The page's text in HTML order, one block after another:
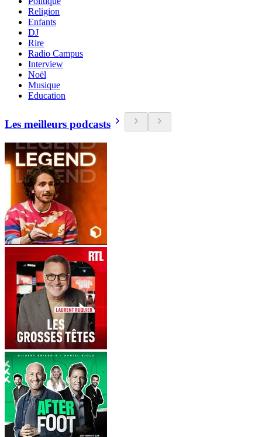
Religion
Enfants
DJ
Rire
Radio Campus
Interview
Noël
Musique
Education
Les meilleurs podcasts